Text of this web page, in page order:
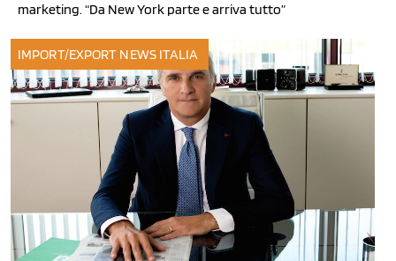
marketing. “Da New York parte e arriva tutto”
IMPORT/EXPORT NEWS ITALIA